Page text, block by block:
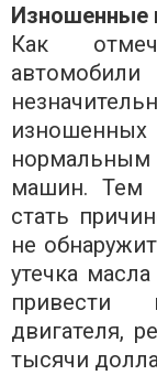
Изношенные
Как
машин. Тем
стать
не
утечка
привести
двигателя,
тысячи